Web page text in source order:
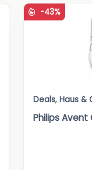
-43%
Deals, Haus &
Philips Avent